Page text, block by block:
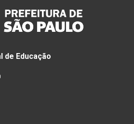
de Educação